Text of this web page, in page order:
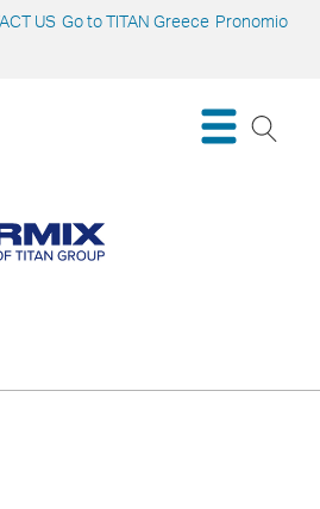
US Go to TITAN Greece Pronomio